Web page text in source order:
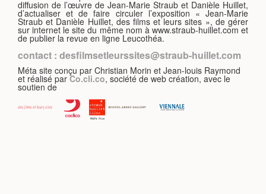
diffusion de l’œuvre de Jean-Marie Straub et Danièle Huillet,
d’actualiser et de faire circuler l’exposition « Jean-Marie
Straub et Danièle Huillet, des films et leurs sites », de gérer
sur internet le site du même nom à www.straub-huillet.com et
de publier la revue en ligne Leucothéa.
contact : desfilmsetleurssites@straub-huillet.com
Méta site conçu par Christian Morin et Jean-louis Raymond
et réalisé par Co.cli.co, société de web création, avec le
soutien de